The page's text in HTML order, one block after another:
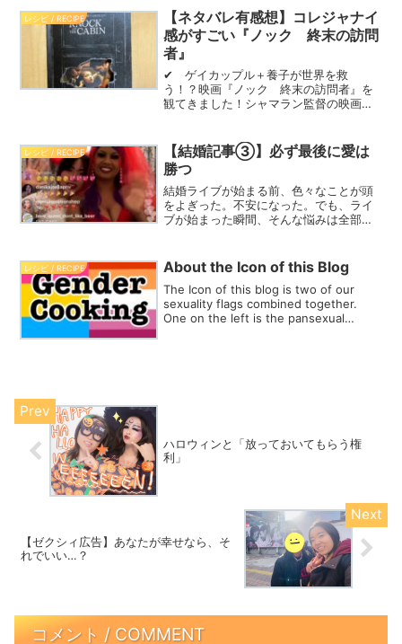
感想記事。途中からネタバレ爆発なの
で、映画未見の方は、【ここ...
レシピ / RECIPE
【ネタバレ有感想】コレジャナイ
感がすごい『ノック 終末の訪問
者』
✔ ゲイカップル＋養子が世界を救
う！？映画『ノック 終末の訪問者』を
観てきました！シャマラン監督の映画と
映画未見の方は、【ここからネタバレ
有】と書いてあるところ以前までお...
レシピ / RECIPE
【結婚記事③】必ず最後に愛は
勝つ
結婚ライブが始まる前、色々なことが頭
をよぎった。不安になった。でも、ライ
ブが始まった瞬間、そんな悩みは全部吹
レシピ / RECIPE About the Icon of this Blog
The Icon of this blog is two of our
sexuality flags combined together.
One on the left is the pansexual
ハロウィンと「放っておいてもらう権
利」
【ゼクシィ広告】あなたが幸せなら、そ
れでいい…？
コメント / COMMENT